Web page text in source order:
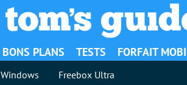
BONS PLANS TESTS FORFAIT
Windows Freebox Ultra